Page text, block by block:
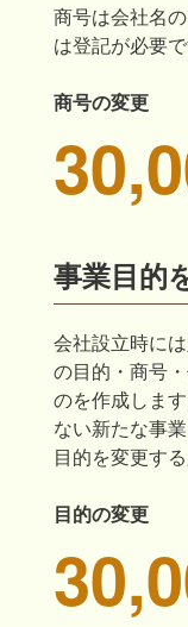
商号は会社名
は登記が必要で
商号の変更
事業目的
会社設立時に
の目的・商号
のを作成しま
ない新たな事
目的を変更す
目的の変更